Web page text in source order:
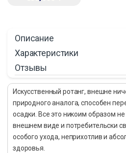
Описание
Характеристики
Отзывы
Искусственный ротанг, внешне
природного аналога, способен
осадки. Все это никоим образом не
внешнем виде и потребительски
особого ухода, неприхотлив и
здоровья.